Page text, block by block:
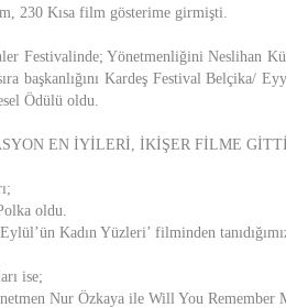
230 Kısa film gösterime girmişti.
Festivalinde; Yönetmenliğini Neslihan
başkanlığını Kardeş Festival Belçika/
Ödülü oldu.
EN İYİLERİ, İKİŞER FİLME GİTTİ
oldu.
Kadın Yüzleri’ filminden
ise;
Nur Özkaya ile Will You